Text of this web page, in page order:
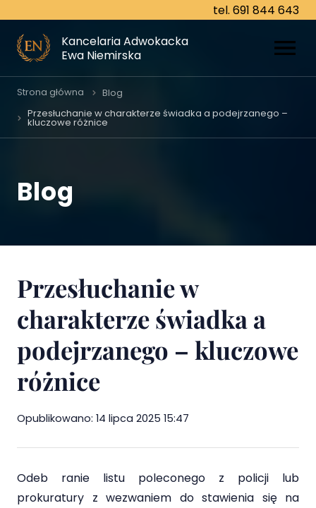
tel. 691 844 643
Kancelaria Adwokacka
Ewa Niemirska
tel. 691 844 643
Kancelaria Adwokacka
Ewa Niemirska
O nas
Specjalizacje
Prawo karne
Prawo spadkowe
Prawo pracy
Prawo ubezpieczeń społecznych
Cennik
Strona główna
Blog
Przesłuchanie w charakterze świadka a podejrzanego –
kluczowe różnice
Blog
Przesłuchanie w
charakterze świadka a
podejrzanego – kluczowe
różnice
Opublikowano: 14 lipca 2025 15:47
Odeb ranie listu poleconego z policji lub
prokuratury z wezwaniem do stawienia się na